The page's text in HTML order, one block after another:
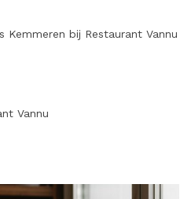
Kemmeren bij Restaurant Vannu
Vannu